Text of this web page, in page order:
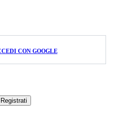
CON GOOGLE